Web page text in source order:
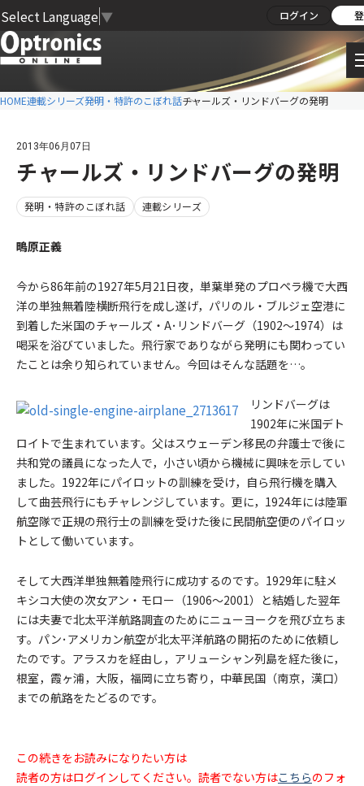
Select Language ▼ ログイン
HOME連載シリーズ発明・特許のこぼれ話チャールズ・リンドバーグの発明
2013年06月07日
チャールズ・リンドバーグの発明
発明・特許のこぼれ話 連載シリーズ
鴫原正義
今から86年前の1927年5月21日夜，単葉単発のプロペラ機で大西
洋の単独無着陸横断飛行を成し遂げ，パリのル・ブルジェ空港に
到着した米国のチャールズ・A･リンドバーグ（1902～1974）は
喝采を浴びていました。飛行家でありながら発明にも関わってい
たことは余り知られていません。今回はそんな話題を…。
リンドバーグは
1902年に米国デト
ロイトで生まれています。父はスウェーデン移民の弁護士で後に
共和党の議員になった人で，小さい頃から機械に興味を示してい
ました。1922年にパイロットの訓練を受け，自ら飛行機を購入
して曲芸飛行にもチャレンジしています。更に，1924年には陸軍
航空隊で正規の飛行士の訓練を受けた後に民間航空便のパイロッ
トとして働いています。
そして大西洋単独無着陸飛行に成功するのです。1929年に駐メ
キシコ大使の次女アン・モロー（1906～2001）と結婚した翌年
には夫妻で北太平洋航路調査のためにニューヨークを飛び立ちま
す。パン･アメリカン航空が北太平洋航路の開拓のために依頼し
たのです。アラスカを経由し，アリューシャン列島を経た後に，
根室，霞ヶ浦，大阪，福岡に立ち寄り，中華民国（南京，漢口）
までの航路をたどるのです。
この続きをお読みになりたい方は
読者の方はログインしてください。読者でない方はこちらのフォ